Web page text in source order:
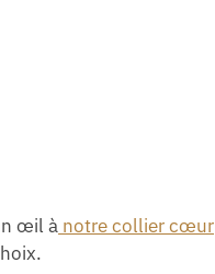
œil à notre collier cœur